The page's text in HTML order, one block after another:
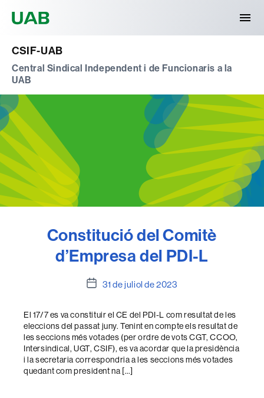
CSIF-UAB
Central Sindical Independent i de Funcionaris a la
UAB
Constitució del Comitè
d’Empresa del PDI-L
Data
l'entrada
31 de juliol de 2023
El 17/7 es va constituir el CE del PDI-L com resultat de les
eleccions del passat juny. Tenint en compte els resultat de
les seccions més votades (per ordre de vots CGT, CCOO,
Intersindical, UGT, CSIF), es va acordar que la presidència
i la secretaria correspondria a les seccions més votades
quedant com president na […]